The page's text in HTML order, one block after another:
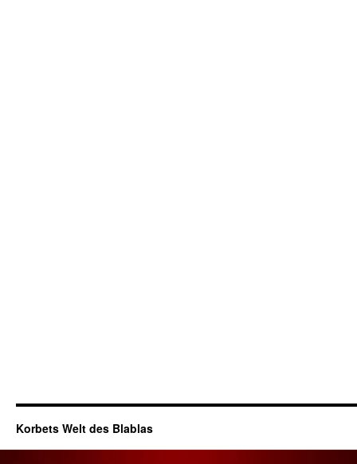
Korbets Welt des Blablas